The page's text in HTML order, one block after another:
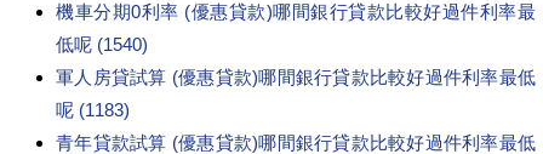
機車分期0利率 (優惠貸款)哪間銀行貸款比較好過件利率最
低呢 (1540)
軍人房貸試算 (優惠貸款)哪間銀行貸款比較好過件利率最低
呢 (1183)
青年貸款試算 (優惠貸款)哪間銀行貸款比較好過件利率最低